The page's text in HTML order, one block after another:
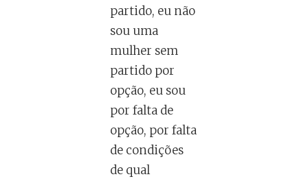
partido, eu não
sou uma
mulher sem
partido por
opção, eu sou
por falta de
opção, por falta
de condições
de qual